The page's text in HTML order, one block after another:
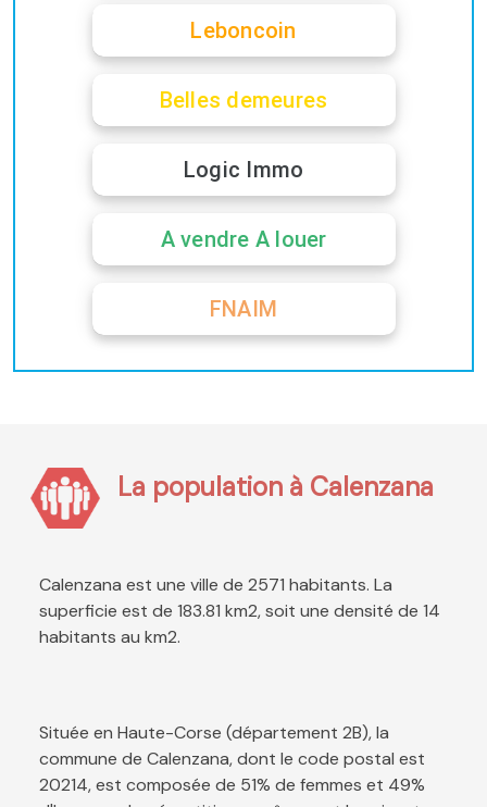
Leboncoin
Belles demeures
Logic Immo
A vendre A louer
FNAIM
La population à Calenzana
Calenzana est une ville de 2571 habitants. La
superficie est de 183.81 km2, soit une densité de 14
habitants au km2.
Située en Haute-Corse (département 2B), la
commune de Calenzana, dont le code postal est
20214, est composée de 51% de femmes et 49%